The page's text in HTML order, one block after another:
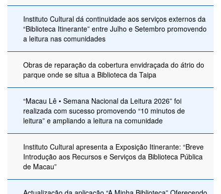
Instituto Cultural dá continuidade aos serviços externos da
“Biblioteca Itinerante” entre Julho e Setembro promovendo
a leitura nas comunidades
Obras de reparação da cobertura envidraçada do átrio do
parque onde se situa a Biblioteca da Taipa
“Macau Lê • Semana Nacional da Leitura 2026” foi
realizada com sucesso promovendo “10 minutos de
leitura” e ampliando a leitura na comunidade
Instituto Cultural apresenta a Exposição Itinerante: “Breve
Introdução aos Recursos e Serviços da Biblioteca Pública
de Macau”